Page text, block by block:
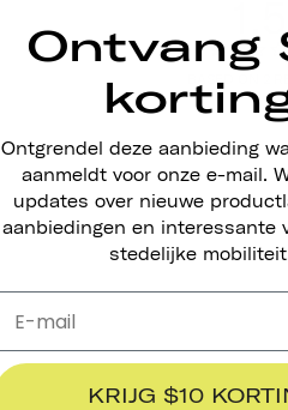
1.5
BASED ON 2
Ontvang
Ontgrendel deze aanbieding
aanmeldt voor onze e-mail.
updates over nieuwe
aanbiedingen en interessante
stedelijke
KRIJG $10